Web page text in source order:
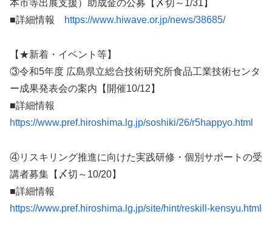
本市等出展支援）助成金の公募【〆切～1/31】
■詳細情報
https://www.hiwave.or.jp/news/38685/
【★新着・イベント等】
③令和5年度 広島県立総合技術研究所食品工業技術センタ
ー成果発表会の案内【開催10/12】
■詳細情報
https://www.pref.hiroshima.lg.jp/soshiki/26/r5happyo.html
④リスキリング推進に向けた実践研修・個別サポートの受
講者募集【〆切～10/20】
■詳細情報
https://www.pref.hiroshima.lg.jp/site/hint/reskill-kensyu.html